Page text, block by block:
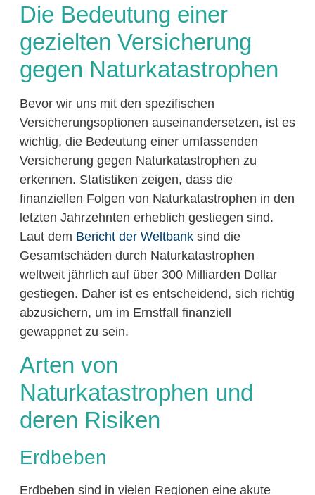
Die Bedeutung einer
gezielten Versicherung
gegen Naturkatastrophen
Bevor wir uns mit den spezifischen
Versicherungsoptionen auseinandersetzen, ist es
wichtig, die Bedeutung einer umfassenden
Versicherung gegen Naturkatastrophen zu
erkennen. Statistiken zeigen, dass die
finanziellen Folgen von Naturkatastrophen in den
letzten Jahrzehnten erheblich gestiegen sind.
Laut dem Bericht der Weltbanksind die
Gesamtschäden durch Naturkatastrophen
weltweit jährlich auf über 300 Milliarden Dollar
gestiegen. Daher ist es entscheidend, sich richtig
abzusichern, um im Ernstfall finanziell
gewappnet zu sein.
Arten von
Naturkatastrophen und
deren Risiken
Erdbeben
Erdbeben sind in vielen Regionen eine akute